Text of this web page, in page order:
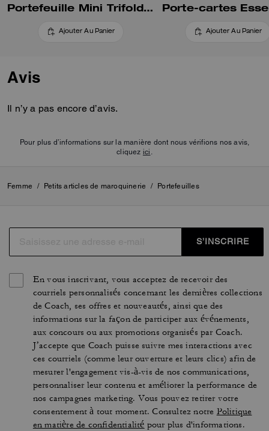
Portefeuille Mini Trifold Essentiel
Ajouter Au Panier
Porte-cartes
Ajouter Au Panier
Avis
Il n’y a pas encore d’avis.
Pour plus d’informations sur la manière dont nous vérifions nos avis,
cliquez ici
Femme / Petits articles de maroquinerie / Portefeuilles
S’INSCRIRE
En vous inscrivant, vous acceptez de recevoir des
courriels personnalisés concernant les dernières collections
de Coach, ses offres et nouveautés, ainsi que des
informations sur la façon de participer aux événements,
aux concours ou aux promotions organisés par Coach.
J’accepte que Coach puisse suivre mes interactions avec
ces courriels (comme leur ouverture et leurs clics) afin de
mesurer l'engagement vis-à-vis de nos communications,
personnaliser leur contenu et améliorer la performance de
nos campagnes marketing. Vous pouvez retirer votre
consentement à tout moment. Consultez notre Politique
en matière de confidentialité pour plus d'informations.